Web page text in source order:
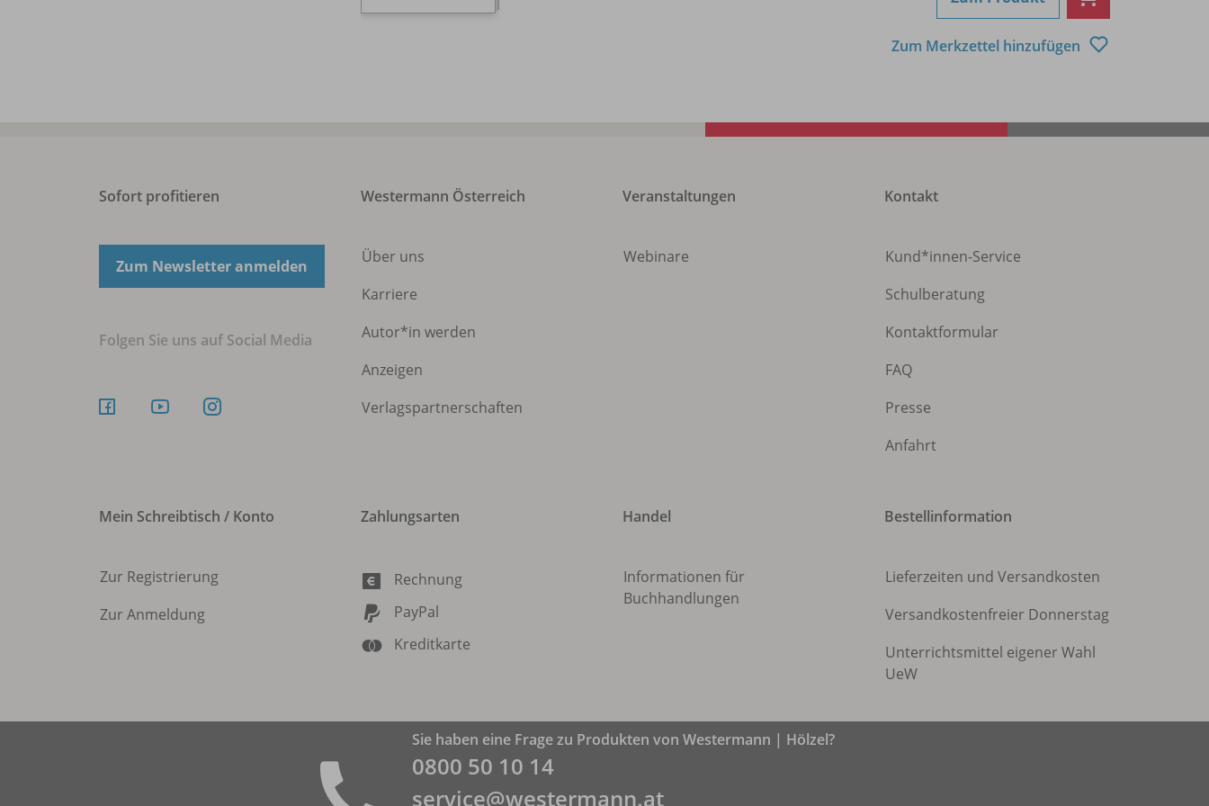
Zum Merkzettel hinzufügen
Sofort profitieren
Zum Newsletter anmelden
Folgen Sie uns auf Social Media
Westermann Österreich
Über uns
Karriere
Autor*in werden
Anzeigen
Verlagspartnerschaften
Veranstaltungen
Webinare
Kontakt
Kund*innen-Service
Schulberatung
Kontaktformular
FAQ
Presse
Anfahrt
Mein Schreibtisch / Konto
Zur Registrierung
Zur Anmeldung
Zahlungsarten
Rechnung
PayPal
Kreditkarte
Handel
Informationen für
Buchhandlungen
Bestellinformation
Lieferzeiten und Versandkosten
Versandkostenfreier Donnerstag
Unterrichtsmittel eigener Wahl
UeW
Sie haben eine Frage zu Produkten von Westermann | Hölzel?
0800 50 10 14
service@westermann.at